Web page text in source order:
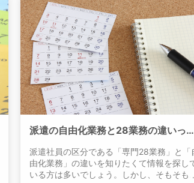
派遣の自由化業務と28業務の違いって？実はこの区別は廃止されている！
派遣社員の区分である「専門28業務」と「
由化業務」の違いを知りたくて情報を探し
いる方は多いでしょう。しかし、そもそもこ